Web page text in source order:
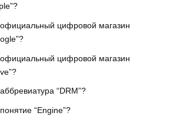
официальный цифровой магазин
официальный цифровой магазин
“DRM”?
“Engine”?